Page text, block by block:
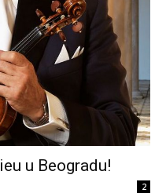
u Beogradu!
2